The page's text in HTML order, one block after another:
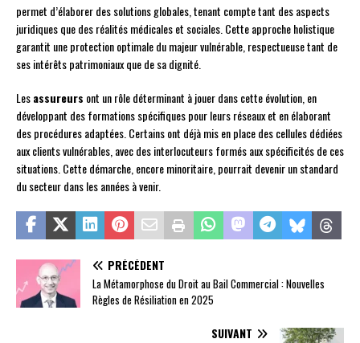
permet d’élaborer des solutions globales, tenant compte tant des aspects
juridiques que des réalités médicales et sociales. Cette approche holistique
garantit une protection optimale du majeur vulnérable, respectueuse tant de
ses intérêts patrimoniaux que de sa dignité.
Lesassureurs ont un rôle déterminant à jouer dans cette évolution, en
développant des formations spécifiques pour leurs réseaux et en élaborant
des procédures adaptées. Certains ont déjà mis en place des cellules dédiées
aux clients vulnérables, avec des interlocuteurs formés aux spécificités de ces
situations. Cette démarche, encore minoritaire, pourrait devenir un standard
du secteur dans les années à venir.
PRÉCÉDENT
La Métamorphose du Droit au Bail Commercial : Nouvelles
Règles de Résiliation en 2025
SUIVANT